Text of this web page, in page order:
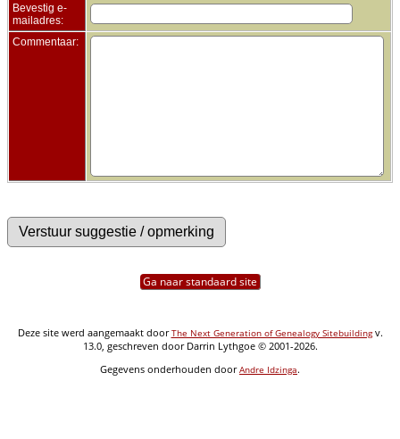
Bevestig e-
mailadres:
Commentaar:
Ga naar standaard site
Deze site werd aangemaakt doorThe Next Generation of Genealogy Sitebuildingv.
13.0, geschreven door Darrin Lythgoe © 2001-2026.
Gegevens onderhouden doorAndre Idzinga.